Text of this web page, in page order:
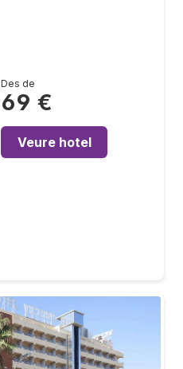
Des de
69 €
Veure hotel